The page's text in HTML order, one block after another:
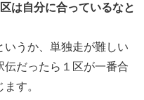
は自分に合っているなと
いうか、単独走が難しい
だったら１区が一番合
す。